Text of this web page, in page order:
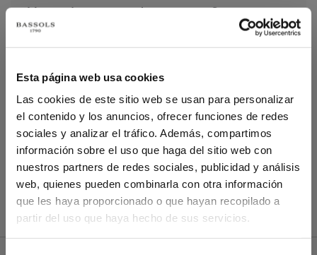
Esta página web usa cookies
Las cookies de este sitio web se usan para personalizar
el contenido y los anuncios, ofrecer funciones de redes
sociales y analizar el tráfico. Además, compartimos
información sobre el uso que haga del sitio web con
nuestros partners de redes sociales, publicidad y análisis
web, quienes pueden combinarla con otra información
que les haya proporcionado o que hayan recopilado a
partir del uso que haya hecho de sus servicios.
Créer un compte